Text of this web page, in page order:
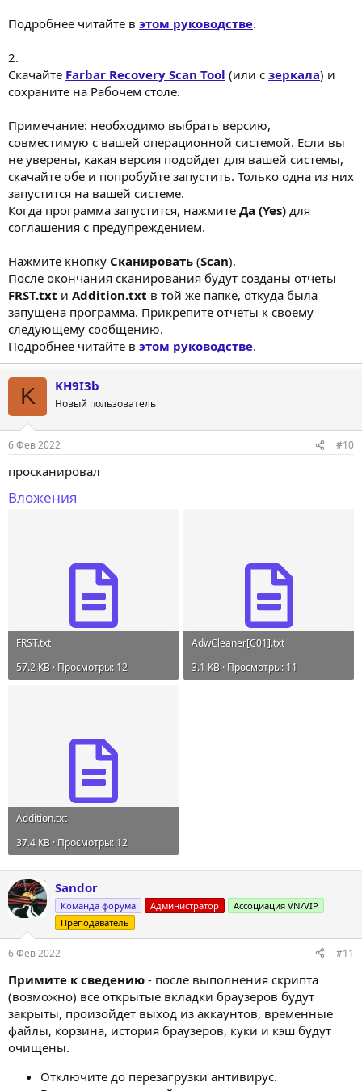
Подробнее читайте в этом руководстве.
2.
Скачайте Farbar Recovery Scan Tool (или с зеркала) и
сохраните на Рабочем столе.
Примечание: необходимо выбрать версию,
совместимую с вашей операционной системой. Если вы
не уверены, какая версия подойдет для вашей системы,
скачайте обе и попробуйте запустить. Только одна из них
запустится на вашей системе.
Когда программа запустится, нажмите Да (Yes) для
соглашения с предупреждением.
Нажмите кнопку Сканировать (Scan).
После окончания сканирования будут созданы отчеты
FRST.txt и Addition.txt в той же папке, откуда была
запущена программа. Прикрепите отчеты к своему
следующему сообщению.
Подробнее читайте в этом руководстве.
K KH9I3b
Новый пользователь
6 Фев 2022 #10
просканировал
Вложения
FRST.txt
57.2 KB · Просмотры: 12
AdwCleaner[C01].txt
3.1 KB · Просмотры: 11
Addition.txt
37.4 KB · Просмотры: 12
Sandor
Команда форума Администратор
Ассоциация VN/VIP
Преподаватель
6 Фев 2022 #11
Примите к сведению - после выполнения скрипта
(возможно) все открытые вкладки браузеров будут
закрыты, произойдет выход из аккаунтов, временные
файлы, корзина, история браузеров, куки и кэш будут
очищены.
Отключите до перезагрузки антивирус.